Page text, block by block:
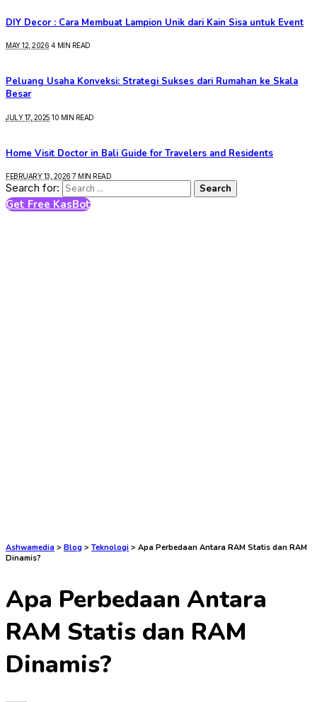
DIY Decor : Cara Membuat Lampion Unik dari Kain Sisa untuk Event
MAY 12, 2026 4 MIN READ
Peluang Usaha Konveksi: Strategi Sukses dari Rumahan ke Skala
Besar
JULY 17, 2025 10 MIN READ
Home Visit Doctor in Bali Guide for Travelers and Residents
FEBRUARY 13, 2026 7 MIN READ
Search for:
Get Free KasBot
Ashwamedia > Blog > Teknologi > Apa Perbedaan Antara RAM Statis dan RAM
Dinamis?
Apa Perbedaan Antara
RAM Statis dan RAM
Dinamis?